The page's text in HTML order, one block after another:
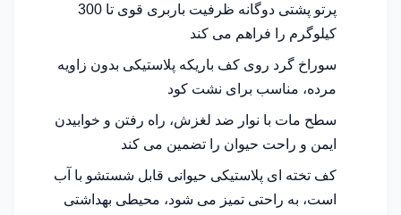
پرتو پشتی دوگانه ظرفیت باربری قوی تا 300
کیلوگرم را فراهم می کند
سوراخ گرد روی کف باریکه پلاستیکی بدون زاویه
مرده، مناسب برای نشت کود
سطح مات با نوار ضد لغزش، راه رفتن و خوابیدن
ایمن و راحت حیوان را تضمین می کند
کف تخته ای پلاستیکی حیوانی قابل شستشو با آب
است، به راحتی تمیز می شود، محیطی بهداشتی